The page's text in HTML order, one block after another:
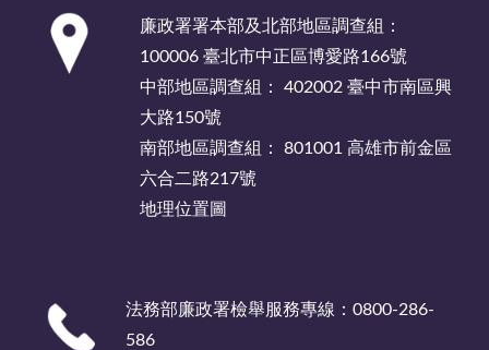
廉政署署本部及北部地區調查組：
100006 臺北市中正區博愛路166號
中部地區調查組： 402002 臺中市南區興
大路150號
南部地區調查組： 801001 高雄市前金區
六合二路217號
地理位置圖
法務部廉政署檢舉服務專線：0800-286-
586